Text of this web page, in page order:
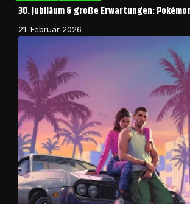
30. Jubiläum & große Erwartungen:
21. Februar 2026